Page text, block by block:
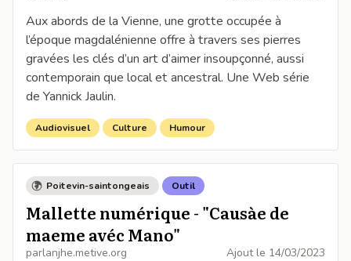
Aux abords de la Vienne, une grotte occupée à
l’époque magdalénienne offre à travers ses pierres
gravées les clés d’un art d’aimer insoupçonné, aussi
contemporain que local et ancestral. Une Web série
de Yannick Jaulin.
Audiovisuel Culture Humour
Poitevin-saintongeais Outil
Mallette numérique - "Causàe de
maeme avéc Mano"
parlanjhe.metive.org Ajout le 14/03/2023